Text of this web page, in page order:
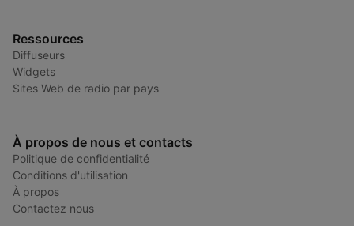
Ressources
Diffuseurs
Widgets
Sites Web de radio par pays
À propos de nous et contacts
Politique de confidentialité
Conditions d'utilisation
À propos
Contactez nous